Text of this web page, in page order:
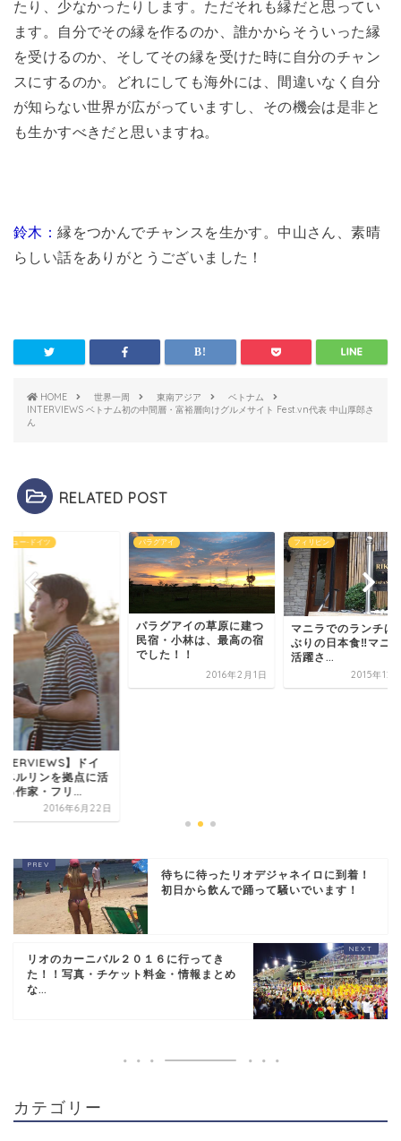
たり、少なかったりします。ただそれも縁だと思ってい
ます。自分でその縁を作るのか、誰かからそういった縁
を受けるのか、そしてその縁を受けた時に自分のチャン
スにするのか。どれにしても海外には、間違いなく自分
が知らない世界が広がっていますし、その機会は是非と
も生かすべきだと思いますね。
鈴木：縁をつかんでチャンスを生かす。中山さん、素晴
らしい話をありがとうございました！
HOME 世界一周 東南アジア
ベトナム
INTERVIEWS ベトナム初の中間層・富裕層向けグルメサイト Fest.vn代表 中山厚郎さ
ん
RELATED POST
アイ
グアイの草原に建つ
・小林は、最高の宿
た！！
2016年2月1日
フィリピン
マニラでのランチは久し
ぶりの日本食‼︎マニラで
活躍さ...
2015年12月18日
インタビュー-ドイツ
待ちに待ったリオデジャネイロに到着！
初日から飲んで踊って騒いでいます！
リオのカーニバル２０１６に行ってき
た！！写真・チケット料金・情報まとめ
な...
カテゴリー